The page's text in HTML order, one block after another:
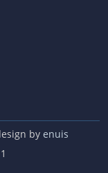
by enuis